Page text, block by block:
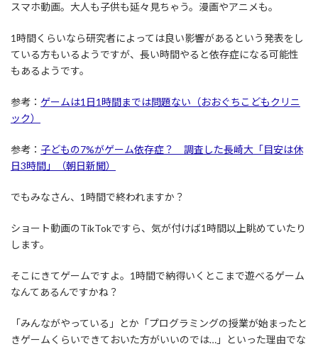
スマホ動画。大人も子供も延々見ちゃう。漫画やアニメも。
1時間くらいなら研究者によっては良い影響があるという発表をし
ている方もいるようですが、長い時間やると依存症になる可能性
もあるようです。
参考： ゲームは1日1時間までは問題ない（おおぐちこどもクリニ
ック）
参考： 子どもの7%がゲーム依存症？ 調査した長崎大「目安は休
日3時間」（朝日新聞）
でもみなさん、1時間で終われますか？
ショート動画のTikTokですら、気が付けば1時間以上眺めていたり
します。
そこにきてゲームですよ。1時間で納得いくとこまで遊べるゲーム
なんてあるんですかね？
「みんながやっている」とか「プログラミングの授業が始まったと
きゲームくらいできておいた方がいいのでは…」といった理由でな